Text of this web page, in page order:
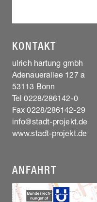
KONTAKT
ulrich hartung gmbh
Adenauerallee 127 a
53113 Bonn
Tel 0228/286142-0
Fax 0228/286142-29
info@stadt-projekt.de
www.stadt-projekt.de
ANFAHRT